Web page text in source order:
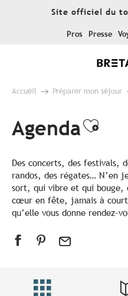
Site officiel du
Pros Presse
Accueil Préparer mon séjour
Agenda
Des concerts, des festivals,
randos, des régates… N’en
sort, qui vibre et qui bouge,
cœur en fête, jamais à court
qu’elle vous donne rendez-